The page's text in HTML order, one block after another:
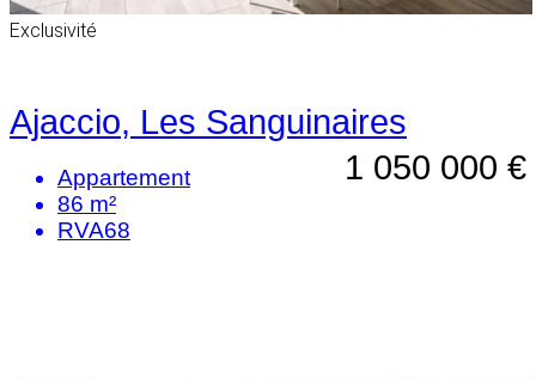
Exclusivité
Ajaccio, Les Sanguinaires
1 050 000 €
Appartement
86 m²
RVA68